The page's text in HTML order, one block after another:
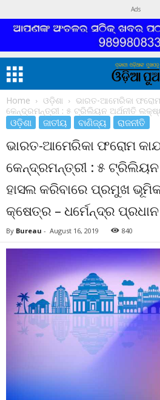
Ads
Home ଓଡ଼ିଶା
ଭାରତ-ଆମେରିକା
କେନ୍ଦ୍ରମନ୍ତ୍ରୀ : ୫ ଟ୍ରିଲିୟନ ଅର୍ଥନୀତି
ଓଡ଼ିଶା ଜାତୀୟ ବାଣିଜ୍ୟ ରାଜନୀତି
ଭାରତ-ଆମେରିକା ଫରୋମ
କେନ୍ଦ୍ରମନ୍ତ୍ରୀ : ୫
ହାସଲ କରିବାରେ ପ୍ରମୁଖ
କ୍ଷେତ୍ର – ଧର୍ମେନ୍ଦ୍ର ପ୍ରଧାନ
By Bureau - August 16, 2019 840